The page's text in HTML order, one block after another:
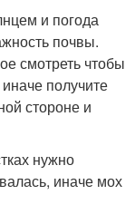
и погода
почвы.
смотреть чтобы
получите
стороне и
нужно
иначе мох